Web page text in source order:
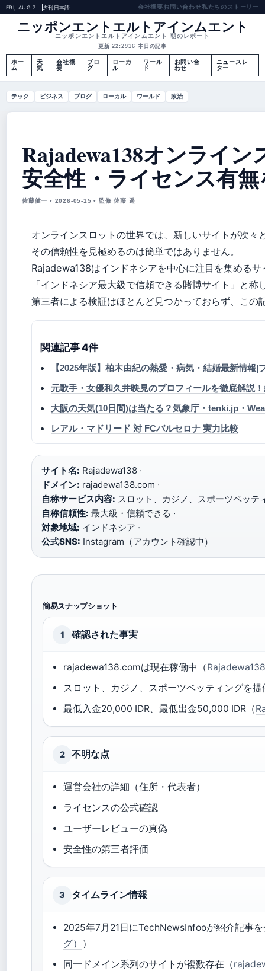
FRI, AUG 7 夕刊日本語 会社概要お問い合わせ私たちのストーリー
ニッポンエントエルトアインムエント
ニッポンエントエルトアインムエント 朝のレポート
更新 22:2916 本日の記事
ホー
ム
天
気
会社概
要
ブロ
グ
ローカ
ル
ワール
ド
お問い合
わせ
ニュースレ
ター
テック ビジネス ブログ ローカル ワールド 政治
Rajadewa138オンライ
安全性・ライセンス有
佐藤健一 • 2026-05-15 • 監修 佐藤 遥
オンラインスロットの世界では、新しいサイトが次々
その信頼性を見極めるのは簡単ではありません。
Rajadewa138はインドネシアを中心に注目を集める
「インドネシア最大級で信頼できる賭博サイト」と称
第三者による検証はほとんど見つかっておらず、こ
関連記事 4件
【2025年版】柏木由紀の熱愛・病気・結婚最新情
元歌手・女優和久井映見のプロフィールを徹底解説
大阪の天気(10日間)は当たる？気象庁・tenki.jp・
レアル・マドリード 対 FCバルセロナ 実力比較
サイト名: Rajadewa138 ·
ドメイン: rajadewa138.com ·
自称サービス内容: スロット、カジノ、スポーツベッテ
自称信頼性: 最大級・信頼できる ·
対象地域: インドネシア ·
公式SNS: Instagram（アカウント確認中）
簡易スナップショット
1 確認された事実
rajadewa138.comは現在稼働中（
スロット、カジノ、スポーツベッティングを提
最低入金20,000 IDR、最低出金50,000 IDR（
2 不明な点
運営会社の詳細（住所・代表者）
ライセンスの公式確認
ユーザーレビューの真偽
安全性の第三者評価
3 タイムライン情報
2025年7月21日にTechNewsInfooが紹介記事
グ） ）
同一ドメイン系列のサイトが複数存在（